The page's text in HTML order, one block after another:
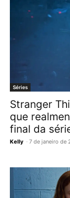
Séries
Stranger
que
final da
Kelly - 7 de janeiro de